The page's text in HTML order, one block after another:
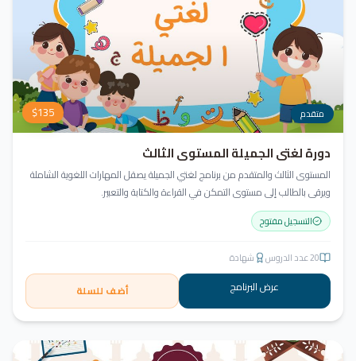
متقدم $135
دورة لغتي الجميلة المستوى الثالث
المستوى الثالث والمتقدم من برنامج لغتي الجميلة يصقل المهارات اللغوية الشاملة
ويرقى بالطالب إلى مستوى التمكن في القراءة والكتابة والتعبير.
التسجيل مفتوح
20عدد الدروس شهادة
عرض البرنامج أضف للسلة